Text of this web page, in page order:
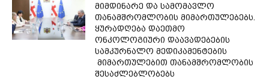
მიმდინარე და სამომავლო
თანამშრომლობის მიმართულებებს.
ყურადღება დაეთმო
ონკოლოგიური დაავადებების
სამკურნალო მედიკამენტების
მიმართულებით თანამშრომლობის
შესაძლებლობებს